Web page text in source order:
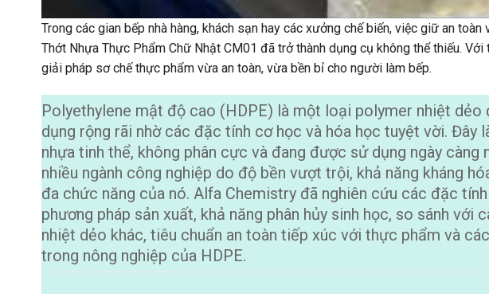
Trong các gian bếp nhà hàng, khách sạn hay các xưởng chế biến, việc giữ an
Thớt Nhựa Thực Phẩm Chữ Nhật CM01 đã trở thành dụng cụ không thể thiếu.
giải pháp sơ chế thực phẩm vừa an toàn, vừa bền bỉ cho người làm bếp.
Polyethylene mật độ cao (HDPE) là một loại polymer nhiệt dẻo
dụng rộng rãi nhờ các đặc tính cơ học và hóa học tuyệt vời. Đây
nhựa tinh thể, không phân cực và đang được sử dụng ngày càng
nhiều ngành công nghiệp do độ bền vượt trội, khả năng kháng
đa chức năng của nó. Alfa Chemistry đã nghiên cứu các đặc
phương pháp sản xuất, khả năng phân hủy sinh học, so sánh với
nhiệt dẻo khác, tiêu chuẩn an toàn tiếp xúc với thực phẩm và
trong nông nghiệp của HDPE.